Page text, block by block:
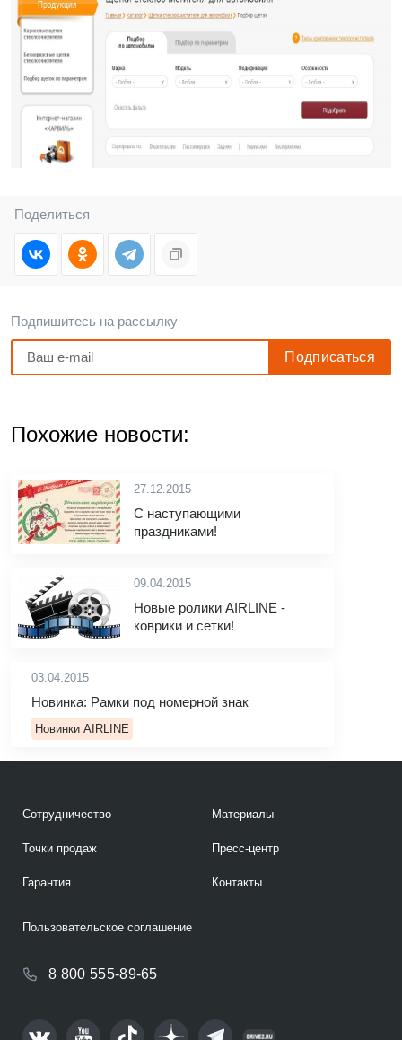
Поделиться
Подпишитесь на рассылку
Похожие новости:
27.12.2015
С наступающими
праздниками!
09.04.2015
Новые ролики AIRLINE -
коврики и сетки!
03.04.2015
Новинка: Рамки под номерной знак
Новинки AIRLINE
Сотрудничество
Точки продаж
Гарантия
Материалы
Пресс-центр
Контакты
8 800 555-89-65
Пользовательское соглашение